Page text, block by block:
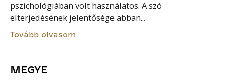
pszichológiában volt használatos. A szó
elterjedésének jelentősége abban...
Tovább olvasom
MEGYE